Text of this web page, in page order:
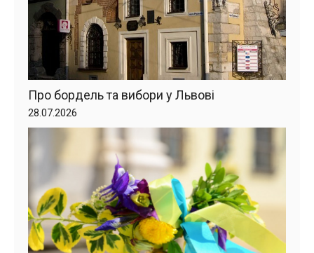
Про бордель та вибори у Львові
28.07.2026